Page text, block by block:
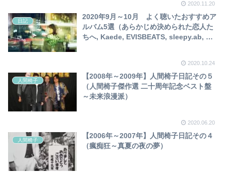
2020.11.20
日記
2020年9月～10月 よく聴いたおすすめア
ルバム5選（あらかじめ決められた恋人た
ちへ, Kaede, EVISBEATS, sleepy.ab, 青
2020.10.24
人間椅子
【2008年～2009年】人間椅子日記その５
（人間椅子傑作選 二十周年記念ベスト盤
～未来浪漫派）
2020.06.20
人間椅子
【2006年～2007年】人間椅子日記その４
（瘋痴狂～真夏の夜の夢）